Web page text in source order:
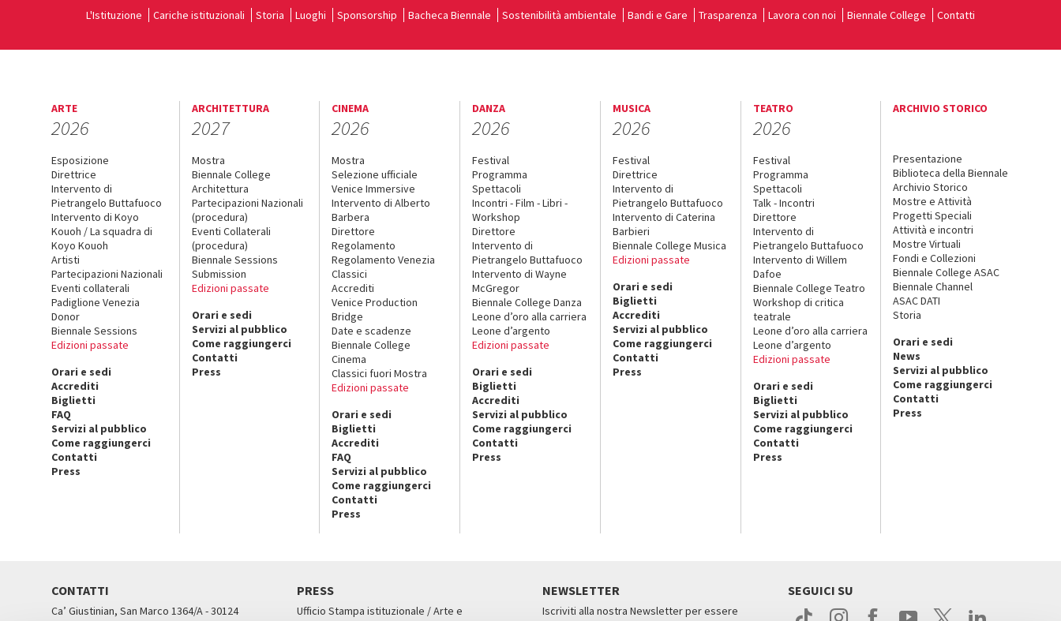
L'Istituzione Cariche istituzionali Storia Luoghi Sponsorship Bacheca Biennale Sostenibilità ambientale Bandi e Gare Trasparenza Lavora con noi Biennale College Contatti
ARTE
2026
Esposizione
Direttrice
Intervento di
Pietrangelo Buttafuoco
Intervento di Koyo
Kouoh / La squadra di
Koyo Kouoh
Artisti
Partecipazioni Nazionali
Eventi collaterali
Padiglione Venezia
Donor
Biennale Sessions
Edizioni passate
Orari e sedi
Accrediti
Biglietti
FAQ
Servizi al pubblico
Come raggiungerci
Contatti
Press
ARCHITETTURA
2027
Mostra
Biennale College
Architettura
Partecipazioni Nazionali
(procedura)
Eventi Collaterali
(procedura)
Biennale Sessions
Submission
Edizioni passate
Orari e sedi
Servizi al pubblico
Come raggiungerci
Contatti
Press
CINEMA
2026
Mostra
Selezione ufficiale
Venice Immersive
Intervento di Alberto
Barbera
Direttore
Regolamento
Regolamento Venezia
Classici
Accrediti
Venice Production
Bridge
Date e scadenze
Biennale College
Cinema
Classici fuori Mostra
Edizioni passate
Orari e sedi
Biglietti
Accrediti
FAQ
Servizi al pubblico
Come raggiungerci
Contatti
Press
DANZA
2026
Festival
Programma
Spettacoli
Incontri - Film - Libri -
Workshop
Direttore
Intervento di
Pietrangelo Buttafuoco
Intervento di Wayne
McGregor
Biennale College Danza
Leone d’oro alla carriera
Leone d’argento
Edizioni passate
Orari e sedi
Biglietti
Accrediti
Servizi al pubblico
Come raggiungerci
Contatti
Press
MUSICA
2026
Festival
Direttrice
Intervento di
Pietrangelo Buttafuoco
Intervento di Caterina
Barbieri
Biennale College Musica
Edizioni passate
Orari e sedi
Biglietti
Accrediti
Servizi al pubblico
Come raggiungerci
Contatti
Press
TEATRO
2026
Festival
Programma
Spettacoli
Talk - Incontri
Direttore
Intervento di
Pietrangelo Buttafuoco
Intervento di Willem
Dafoe
Biennale College Teatro
Workshop di critica
teatrale
Leone d’oro alla carriera
Leone d’argento
Edizioni passate
Orari e sedi
Biglietti
Servizi al pubblico
Come raggiungerci
Contatti
Press
ARCHIVIO STORICO
Presentazione
Biblioteca della Biennale
Archivio Storico
Mostre e Attività
Progetti Speciali
Attività e incontri
Mostre Virtuali
Fondi e Collezioni
Biennale College ASAC
Biennale Channel
ASAC DATI
Storia
Orari e sedi
News
Servizi al pubblico
Come raggiungerci
Contatti
Press
CONTATTI
Ca’ Giustinian, San Marco 1364/A - 30124
PRESS
Ufficio Stampa istituzionale / Arte e
NEWSLETTER
Iscriviti alla nostra Newsletter per essere
SEGUICI SU